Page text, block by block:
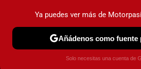
MENÚ
COCHES ELÉCTRICOS
Ya puedes ver más de
Añádenos como fuente
Solo necesitas una cuenta de